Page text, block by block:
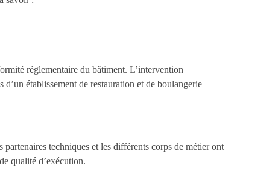
réglementaire du bâtiment. L’intervention
établissement de restauration et de boulangerie
techniques et les différents corps de métier ont
qualité d’exécution.